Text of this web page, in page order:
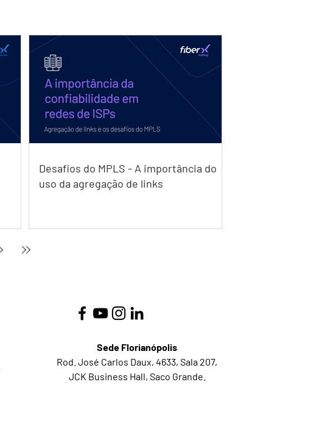
Desafios do MPLS - A importância do
uso da agregação de links
Sede Florianópolis
Rod. José Carlos Daux, 4633, Sala 207,
JCK Business Hall, Saco Grande.